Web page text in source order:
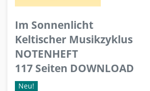
Im Sonnenlicht
Keltischer Musikzyklus
NOTENHEFT
117 Seiten DOWNLOAD
Neu!